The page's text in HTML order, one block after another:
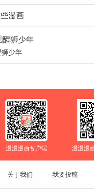
漫画
狮少年
漫漫漫画客户端 漫漫漫
关于我们 我要投稿